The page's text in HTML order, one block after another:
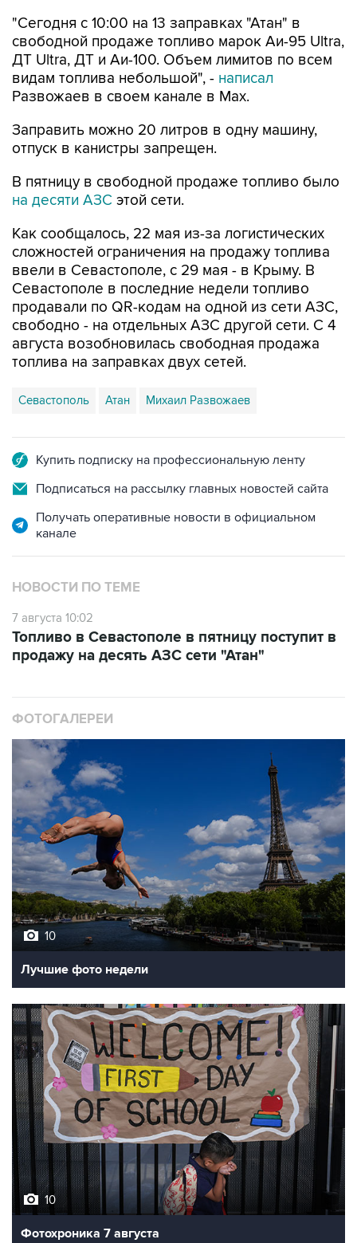
"Сегодня с 10:00 на 13 заправках "Атан" в
свободной продаже топливо марок Аи-95 Ultra,
ДТ Ultra, ДТ и Аи-100. Объем лимитов по всем
видам топлива небольшой", - написал
Развожаев в своем канале в Max.
Заправить можно 20 литров в одну машину,
отпуск в канистры запрещен.
В пятницу в свободной продаже топливо было
на десяти АЗС этой сети.
Как сообщалось, 22 мая из-за логистических
сложностей ограничения на продажу топлива
ввели в Севастополе, с 29 мая - в Крыму. В
Севастополе в последние недели топливо
продавали по QR-кодам на одной из сети АЗС,
свободно - на отдельных АЗС другой сети. С 4
августа возобновилась свободная продажа
топлива на заправках двух сетей.
Севастополь Атан Михаил Развожаев
Купить подписку на профессиональную ленту
Подписаться на рассылку главных новостей сайта
Получать оперативные новости в официальном
канале
НОВОСТИ ПО ТЕМЕ
7 августа 10:02
Топливо в Севастополе в пятницу поступит в
продажу на десять АЗС сети "Атан"
ФОТОГАЛЕРЕИ
10
Лучшие фото недели
10
Фотохроника 7 августа